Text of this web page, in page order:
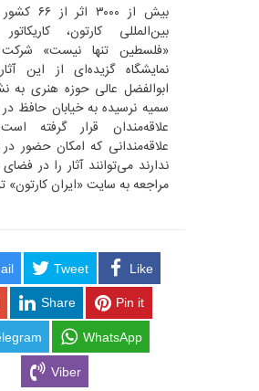
بیش از
بین‌المللی کارتون،
«فلسطین تنها نیست»
نمایشگاه گزیده‌ای از این
ابوالفضل عالی حوزه هنری به
سمیه نرسیده به خیابان حافظ
علاقه‌مندان قرار گرفته
علاقه‌مندانی که امکان حضور در
ندارند می‌توانند آثار را در
مراجعه به سایت «ایران کارتون»
Tweet Like
Share Pin it
WhatsApp
Viber